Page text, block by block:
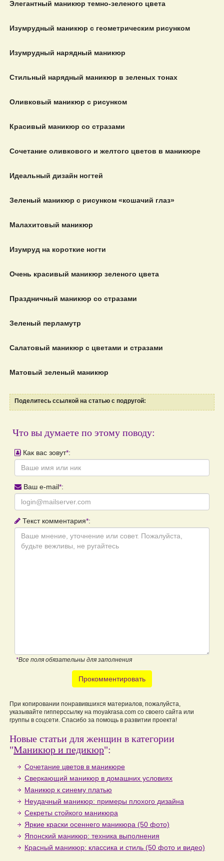
Элегантный маникюр темно-зеленого цвета
Изумрудный маникюр с геометрическим рисунком
Изумрудный нарядный маникюр
Стильный нарядный маникюр в зеленых тонах
Оливковый маникюр с рисунком
Красивый маникюр со стразами
Сочетание оливкового и желтого цветов в маникюре
Идеальный дизайн ногтей
Зеленый маникюр с рисунком «кошачий глаз»
Малахитовый маникюр
Изумруд на короткие ногти
Очень красивый маникюр зеленого цвета
Праздничный маникюр со стразами
Зеленый перламутр
Салатовый маникюр с цветами и стразами
Матовый зеленый маникюр
Поделитесь ссылкой на статью с подругой:
Что вы думаете по этому поводу:
Как вас зовут*:
Ваш e-mail*:
Текст комментария*:
*Все поля обязательны для заполнения
Прокомментировать
При копировании понравившихся материалов, пожалуйста,
указывайте гипперссылку на moyakrasa.com со своего сайта или
группы в соцсети. Спасибо за помощь в развитии проекта!
Новые статьи для женщин в категории
"Маникюр и педикюр":
Сочетание цветов в маникюре
Сверкающий маникюр в домашних условиях
Маникюр к синему платью
Неудачный маникюр: примеры плохого дизайна
Секреты стойкого маникюра
Яркие краски осеннего маникюра (50 фото)
Японский маникюр: техника выполнения
Красный маникюр: классика и стиль (50 фото и видео)